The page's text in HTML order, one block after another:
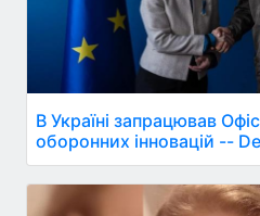
В Україні запрацював
оборонних інновацій --